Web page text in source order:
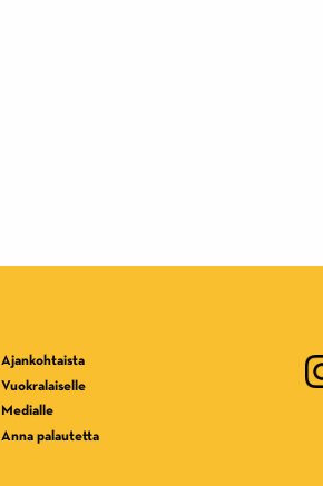
Ajankohtaista
Vuokralaiselle
Medialle
Anna palautetta